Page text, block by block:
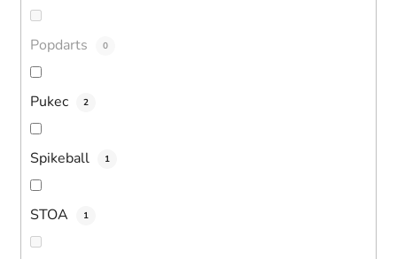
Popdarts 0
Pukec 2
Spikeball 1
STOA 1